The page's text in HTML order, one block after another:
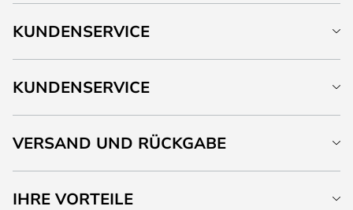
KUNDENSERVICE
KUNDENSERVICE
VERSAND UND RÜCKGABE
IHRE VORTEILE